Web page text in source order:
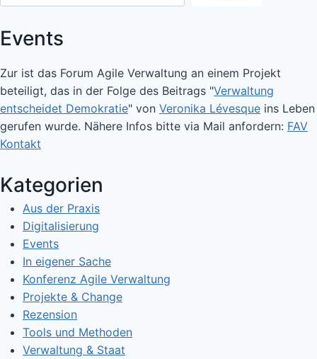
Events
Zur ist das Forum Agile Verwaltung an einem Projekt
beteiligt, das in der Folge des Beitrags "Verwaltung
entscheidet Demokratie" von Veronika Lévesque ins Leben
gerufen wurde. Nähere Infos bitte via Mail anfordern: FAV
Kontakt
Kategorien
Aus der Praxis
Digitalisierung
Events
In eigener Sache
Konferenz Agile Verwaltung
Projekte & Change
Rezension
Tools und Methoden
Verwaltung & Staat